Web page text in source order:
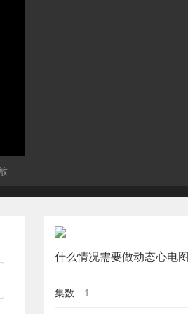
什么情况需要做动态心电图
集数: 1